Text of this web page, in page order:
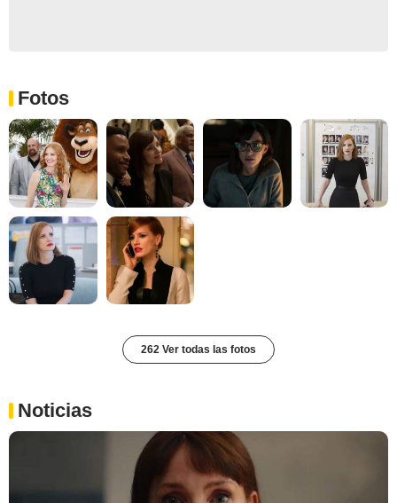
Fotos
262 Ver todas las fotos
Noticias